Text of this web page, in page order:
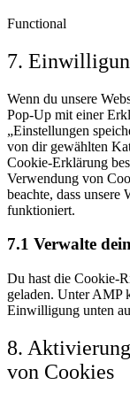
Functional
Consent
to
sonstiges
7.
Wenn du unsere
Pop-Up mit einer
„Einstellungen
von dir gewählten
Cookie-Erklärung
Verwendung von
beachte, dass
funktioniert.
7.1 Verwalte
Du hast die Cookie-
geladen. Unter AMP
Einwilligung unten
8.
von Cookies